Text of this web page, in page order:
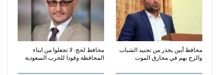
محافظ أبين يحذر من تجنيد الشباب
والزج بهم في محارق الموت
محافظ لحج: لا تجعلوا من ابناء
المحافظة وقودا للحرب السعودية